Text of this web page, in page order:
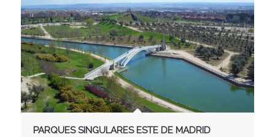
PARQUES SINGULARES ESTE DE MADRID